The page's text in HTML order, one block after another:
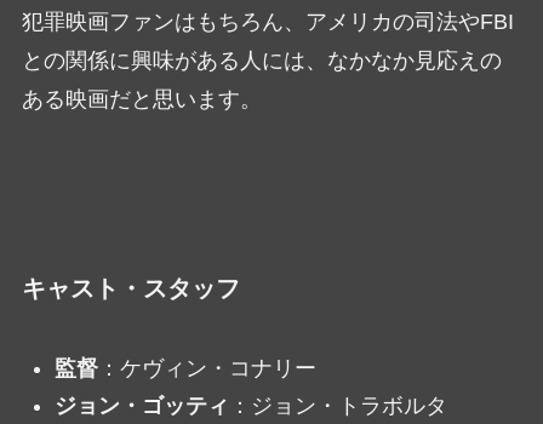
犯罪映画ファンはもちろん、アメリカの司法やFBI
との関係に興味がある人には、なかなか見応えの
ある映画だと思います。
キャスト・スタッフ
監督：ケヴィン・コナリー
ジョン・ゴッティ ：ジョン・トラボルタ